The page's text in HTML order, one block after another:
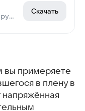
Отличный симулятор разрушения в песочнице
Скачать
вы примеряете
в плену в
напряжённая